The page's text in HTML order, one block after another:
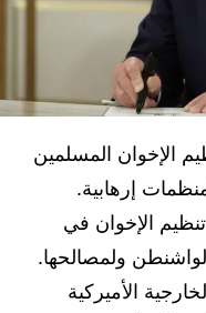
الإخوان المسلمين
إرهابية.
الإخوان في
ولمصالحها.
الأميركية